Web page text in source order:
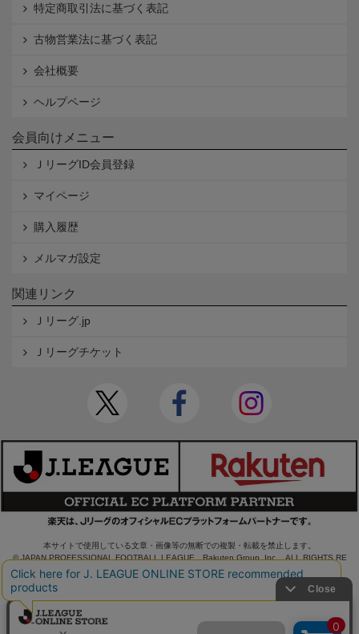
特定商取引法に基づく表記
古物営業法に基づく表記
会社概要
ヘルプページ
会員向けメニュー
ＪリーグID会員登録
マイページ
購入履歴
メルマガ設定
関連リンク
Ｊリーグ.jp
Ｊリーグチケット
本サイトで使用している文章・画像等の無断での複製・転載を禁止します。
© JAPAN PROFESSIONAL FOOTBALL LEAGUE Rakuten Group, Inc. ALL RIGHTS RE
SERVED.